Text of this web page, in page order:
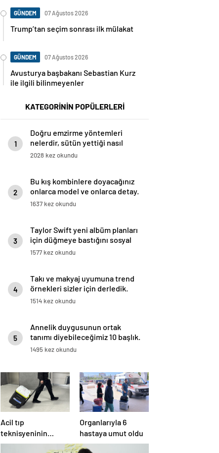
GÜNDEM 07 Ağustos 2026
Trump’tan seçim sonrası ilk mülakat
GÜNDEM 07 Ağustos 2026
Avusturya başbakanı Sebastian Kurz
ile ilgili bilinmeyenler
KATEGORİNİN POPÜLERLERİ
1
Doğru emzirme yöntemleri
nelerdir, sütün yettiği nasıl
anlaşılır?
2028 kez okundu
2
Bu kış kombinlere doyacağınız
onlarca model ve onlarca detay.
1637 kez okundu
3
Taylor Swift yeni albüm planları
için düğmeye bastığını sosyal
medyadan duyurdu!
1577 kez okundu
4
Takı ve makyaj uyumuna trend
örnekleri sizler için derledik.
1514 kez okundu
5
Annelik duygusunun ortak
tanımı diyebileceğimiz 10 başlık.
1495 kez okundu
Acil tıp
teknisyeninin
organları 4 hastaya
Organlarıyla 6
hastaya umut oldu